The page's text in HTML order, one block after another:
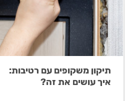
תיקון משקופים עם רטיבות:
איך עושים את זה?